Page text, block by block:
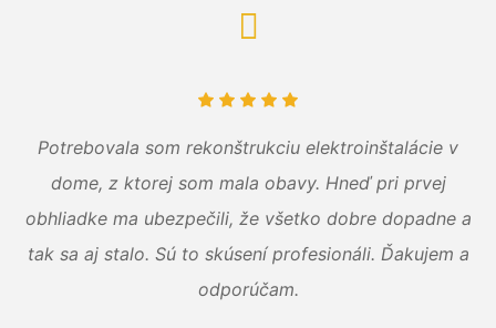
Potrebovala som rekonštrukciu elektroinštalácie v
dome, z ktorej som mala obavy. Hneď pri prvej
obhliadke ma ubezpečili, že všetko dobre dopadne a
tak sa aj stalo. Sú to skúsení profesionáli. Ďakujem a
odporúčam.